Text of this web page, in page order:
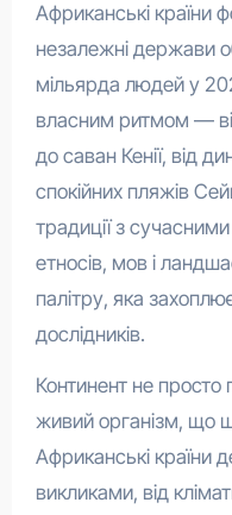
Африканські країни формують континент, де 54
незалежні держави
мільярда людей у
власним ритмом —
до саван Кенії, від
спокійних пляжів
традиції з
етносів, мов і
палітру, яка
дослідників.
Континент не
живий організм, що
Африканські країни
викликами, від